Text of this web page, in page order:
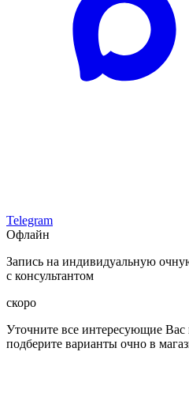
Telegram
Офлайн
Запись на индивидуальную
с консультантом
скоро
Уточните все интересующие Вас
подберите варианты очно в